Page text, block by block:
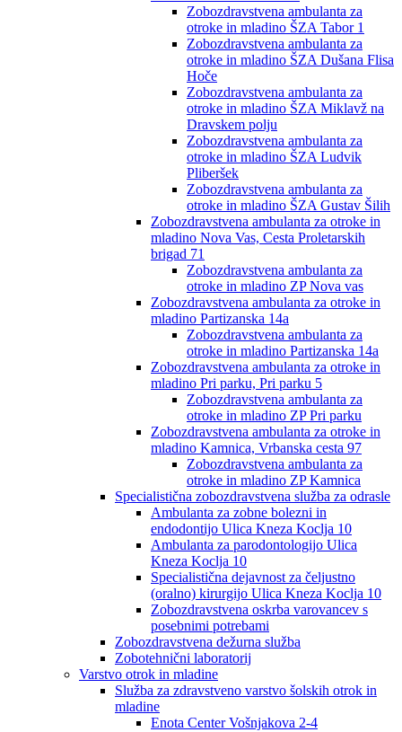
Zobozdravstvena ambulanta za
otroke in mladino ŠZA Tabor 1
Zobozdravstvena ambulanta za
otroke in mladino ŠZA Dušana Flisa
Hoče
Zobozdravstvena ambulanta za
otroke in mladino ŠZA Miklavž na
Dravskem polju
Zobozdravstvena ambulanta za
otroke in mladino ŠZA Ludvik
Pliberšek
Zobozdravstvena ambulanta za
otroke in mladino ŠZA Gustav Šilih
Zobozdravstvena ambulanta za otroke in
mladino Nova Vas, Cesta Proletarskih
brigad 71
Zobozdravstvena ambulanta za
otroke in mladino ZP Nova vas
Zobozdravstvena ambulanta za otroke in
mladino Partizanska 14a
Zobozdravstvena ambulanta za
otroke in mladino Partizanska 14a
Zobozdravstvena ambulanta za otroke in
mladino Pri parku, Pri parku 5
Zobozdravstvena ambulanta za
otroke in mladino ZP Pri parku
Zobozdravstvena ambulanta za otroke in
mladino Kamnica, Vrbanska cesta 97
Zobozdravstvena ambulanta za
otroke in mladino ZP Kamnica
Specialistična zobozdravstvena služba za odrasle
Ambulanta za zobne bolezni in
endodontijo Ulica Kneza Koclja 10
Ambulanta za parodontologijo Ulica
Kneza Koclja 10
Specialistična dejavnost za čeljustno
(oralno) kirurgijo Ulica Kneza Koclja 10
Zobozdravstvena oskrba varovancev s
posebnimi potrebami
Zobozdravstvena dežurna služba
Zobotehnični laboratorij
Varstvo otrok in mladine
Služba za zdravstveno varstvo šolskih otrok in
mladine
Enota Center Vošnjakova 2-4